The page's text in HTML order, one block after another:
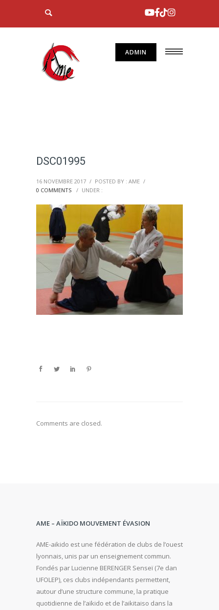
ADMIN
DSC01995
16 NOVEMBRE 2017 / POSTED BY : AME /
0 COMMENTS
/ UNDER :
Comments are closed.
AME – AÏKIDO MOUVEMENT ÉVASION
AME-aikido est une fédération de clubs de l’ouest
lyonnais, unis par un enseignement commun.
Fondés par Lucienne BERENGER Senseï (7e dan
UFOLEP), ces clubs indépendants permettent,
autour d’une structure commune, la pratique
quotidienne de l’aïkido et de l’aikitaiso dans la